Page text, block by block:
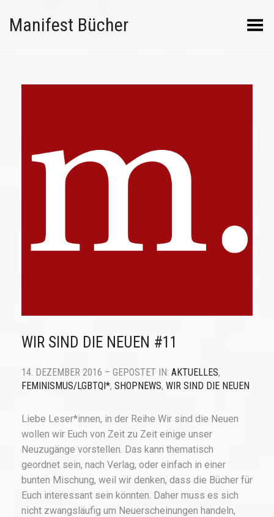
Manifest Bücher Menü umschalten
WIR SIND DIE NEUEN #11
14. DEZEMBER 2016 – GEPOSTET IN: AKTUELLES,
FEMINISMUS/LGBTQI*, SHOPNEWS, WIR SIND DIE NEUEN
Liebe Leser*innen, in der Reihe Wir sind die Neuen
wollen wir Euch von Zeit zu Zeit einige unser
Neuzugänge vorstellen. Das kann thematisch
geordnet sein, nach Verlag, oder einfach in einer
bunten Mischung, weil wir denken, dass die Bücher für
Euch interessant sein könnten. Daher muss es sich
nicht zwangsläufig um Neuerscheinungen handeln,